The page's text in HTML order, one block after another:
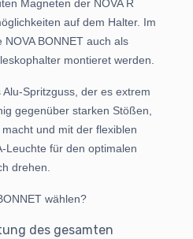
Magneten der NOVA R
auf dem Halter. Im
BONNET auch als
montieret werden.
Spritzguss, der es extrem
gegenüber starken Stößen,
und mit der flexiblen
Leuchte für den optimalen
drehen.
wählen?
des gesamten